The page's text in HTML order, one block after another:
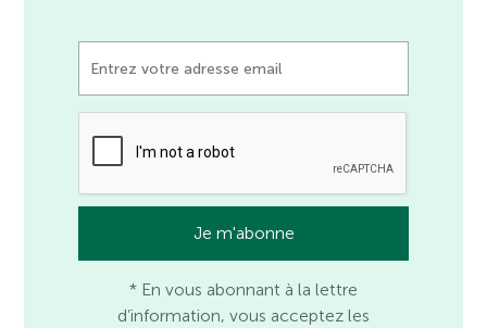
* En vous abonnant à la lettre
d’information, vous acceptez les